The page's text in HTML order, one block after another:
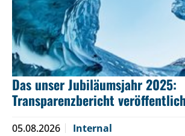
Das unser Jubiläumsjahr 2025:
Transparenzbericht
05.08.2026 Internal